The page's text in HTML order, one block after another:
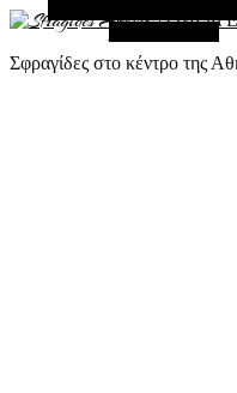
Σφραγίδες στο κέντρο της
Τυχαίο Άρθρο